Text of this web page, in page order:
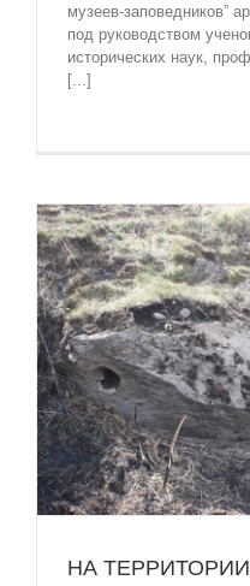
музеев-заповедников”
под руководством
исторических наук,
[...]
НА